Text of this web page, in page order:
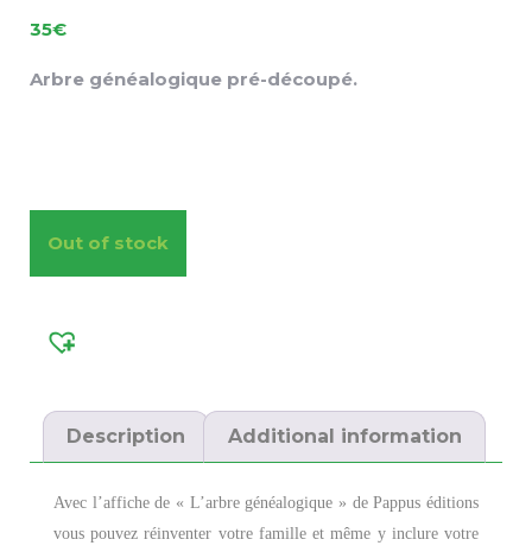
35€
Arbre généalogique pré-découpé.
Out of stock
Description Additional information
Avec l’affiche de « L’arbre généalogique » de Pappus éditions
vous pouvez réinventer votre famille et même y inclure votre